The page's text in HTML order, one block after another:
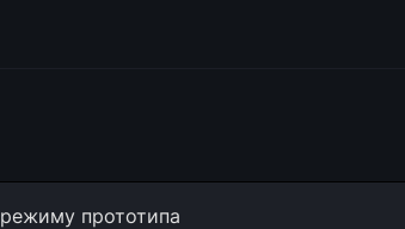
прототипа